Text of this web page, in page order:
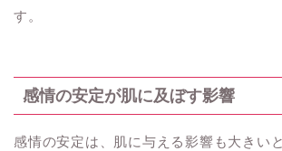
す。
感情の安定が肌に及ぼす影響
感情の安定は、肌に与える影響も大きい